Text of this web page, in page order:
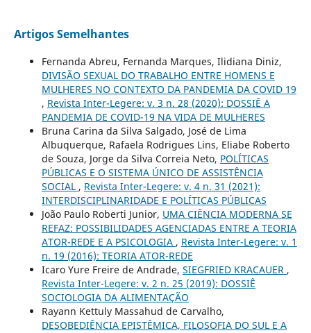
Artigos Semelhantes
Fernanda Abreu, Fernanda Marques, Ilidiana Diniz,
DIVISÃO SEXUAL DO TRABALHO ENTRE HOMENS E
MULHERES NO CONTEXTO DA PANDEMIA DA COVID 19
, Revista Inter-Legere: v. 3 n. 28 (2020): DOSSIÊ A
PANDEMIA DE COVID-19 NA VIDA DE MULHERES
Bruna Carina da Silva Salgado, José de Lima
Albuquerque, Rafaela Rodrigues Lins, Eliabe Roberto
de Souza, Jorge da Silva Correia Neto, POLÍTICAS
PÚBLICAS E O SISTEMA ÚNICO DE ASSISTÊNCIA
SOCIAL , Revista Inter-Legere: v. 4 n. 31 (2021):
INTERDISCIPLINARIDADE E POLÍTICAS PÚBLICAS
João Paulo Roberti Junior, UMA CIÊNCIA MODERNA SE
REFAZ: POSSIBILIDADES AGENCIADAS ENTRE A TEORIA
ATOR-REDE E A PSICOLOGIA , Revista Inter-Legere: v. 1
n. 19 (2016): TEORIA ATOR-REDE
Icaro Yure Freire de Andrade, SIEGFRIED KRACAUER ,
Revista Inter-Legere: v. 2 n. 25 (2019): DOSSIÊ
SOCIOLOGIA DA ALIMENTAÇÃO
Rayann Kettuly Massahud de Carvalho,
DESOBEDIÊNCIA EPISTÊMICA, FILOSOFIA DO SUL E A